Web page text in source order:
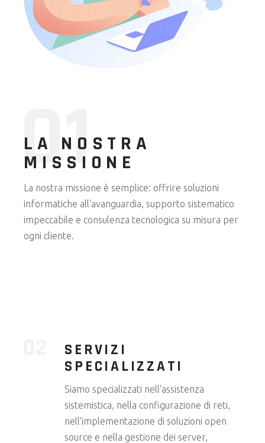
01
LA NOSTRA
MISSIONE
La nostra missione è semplice: offrire soluzioni
informatiche all'avanguardia, supporto sistematico
impeccabile e consulenza tecnologica su misura per
ogni cliente.
SERVIZI
SPECIALIZZATI
Siamo specializzati nell'assistenza
sistemistica, nella configurazione di reti,
nell'implementazione di soluzioni open
source e nella gestione dei server,